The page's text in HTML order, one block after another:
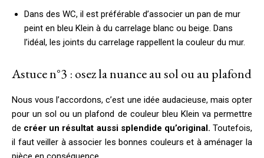
Dans des WC, il est préférable d’associer un pan de mur
peint en bleu Klein à du carrelage blanc ou beige. Dans
l’idéal, les joints du carrelage rappellent la couleur du mur.
Astuce n°3 : osez la nuance au sol ou au plafond
Nous vous l’accordons, c’est une idée audacieuse, mais opter
pour un sol ou un plafond de couleur bleu Klein va permettre
de créer un résultat aussi splendide qu’original. Toutefois,
il faut veiller à associer les bonnes couleurs et à aménager la